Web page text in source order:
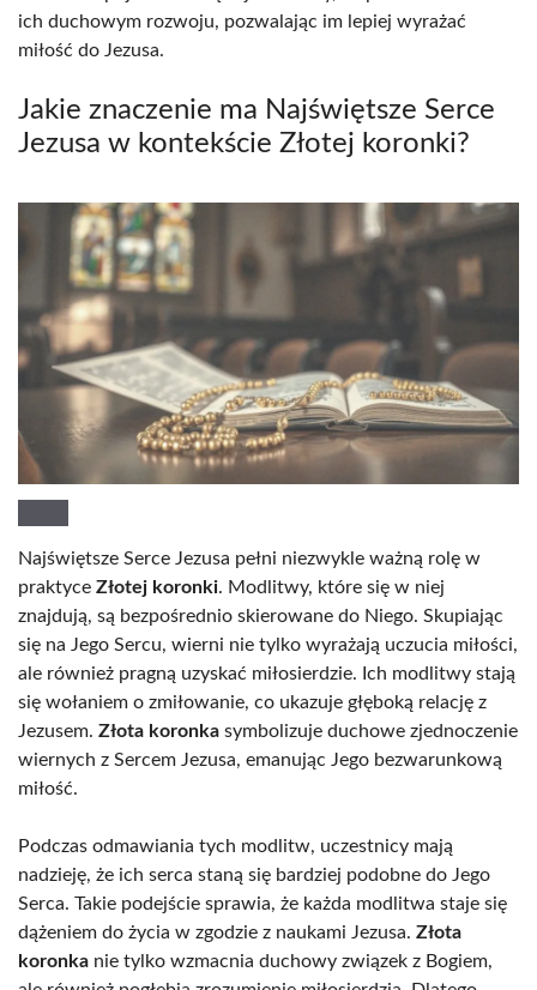
ich duchowym rozwoju, pozwalając im lepiej wyrażać
miłość do Jezusa.
Jakie znaczenie ma Najświętsze Serce
Jezusa w kontekście Złotej koronki?
Najświętsze Serce Jezusa pełni niezwykle ważną rolę w
praktyce Złotej koronki. Modlitwy, które się w niej
znajdują, są bezpośrednio skierowane do Niego. Skupiając
się na Jego Sercu, wierni nie tylko wyrażają uczucia miłości,
ale również pragną uzyskać miłosierdzie. Ich modlitwy stają
się wołaniem o zmiłowanie, co ukazuje głęboką relację z
Jezusem. Złota koronka symbolizuje duchowe zjednoczenie
wiernych z Sercem Jezusa, emanując Jego bezwarunkową
miłość.
Podczas odmawiania tych modlitw, uczestnicy mają
nadzieję, że ich serca staną się bardziej podobne do Jego
Serca. Takie podejście sprawia, że każda modlitwa staje się
dążeniem do życia w zgodzie z naukami Jezusa. Złota
koronka nie tylko wzmacnia duchowy związek z Bogiem,